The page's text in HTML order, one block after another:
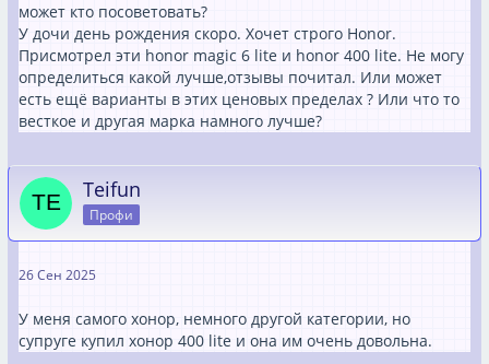
может кто посоветовать?
У дочи день рождения скоро. Хочет строго Honor.
Присмотрел эти honor magic 6 lite и honor 400 lite. Не могу
определиться какой лучше,отзывы почитал. Или может
есть ещё варианты в этих ценовых пределах ? Или что то
весткое и другая марка намного лучше?
Teifun
Профи
26 Сен 2025
У меня самого хонор, немного другой категории, но
супруге купил хонор 400 lite и она им очень довольна.